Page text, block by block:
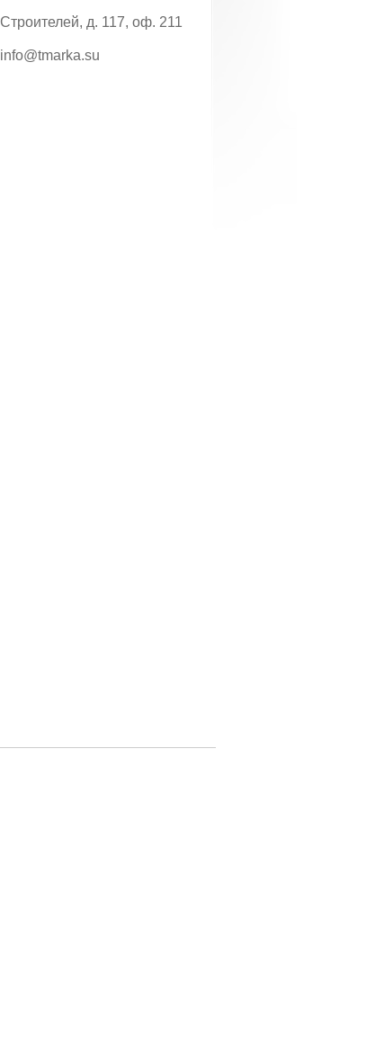
Строителей, д. 117, оф. 211
info@tmarka.su